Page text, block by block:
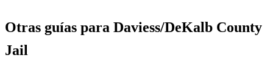
Otras guías para Daviess/DeKalb County
Jail